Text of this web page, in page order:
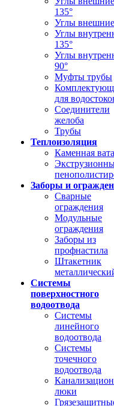
135°
Углы
Углы
135°
Углы
90°
Муфты трубы
для
Соединители
желоба
Трубы
Теплоизоляция
Каменная вата
Заборы и
Сварные
ограждения
Модульные
ограждения
Заборы из
профнастила
Штакетник
Системы
поверхностного
водоотвода
Системы
линейного
водоотвода
Системы
точечного
водоотвода
люки